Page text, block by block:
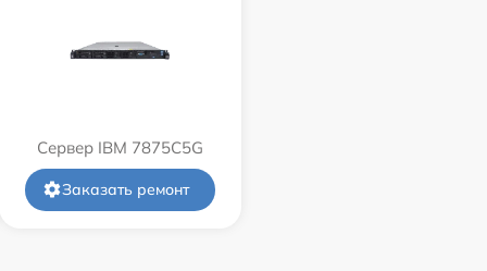
Сервер IBM 7875C5G
Заказать ремонт